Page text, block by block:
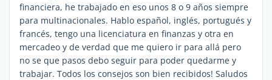
financiera, he trabajado en eso unos 8 o 9 años siempre
para multinacionales. Hablo español, inglés, portugués y
francés, tengo una licenciatura en finanzas y otra en
mercadeo y de verdad que me quiero ir para allá pero
no se que pasos debo seguir para poder quedarme y
trabajar. Todos los consejos son bien recibidos! Saludos